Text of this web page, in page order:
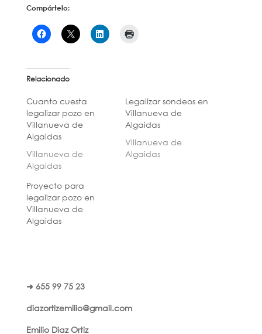
Compártelo:
Relacionado
Cuanto cuesta
legalizar pozo en
Villanueva de
Algaidas
Villanueva de
Algaidas
Legalizar sondeos en
Villanueva de
Algaidas
Villanueva de
Algaidas
Proyecto para
legalizar pozo en
Villanueva de
Algaidas
➜ 655 99 75 23
diazortizemilio@gmail.com
Emilio Diaz Ortiz